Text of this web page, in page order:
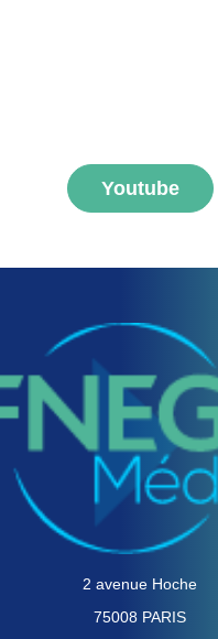
Youtube
2 avenue Hoche
75008 PARIS